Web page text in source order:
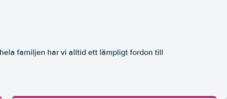
familjen har vi alltid ett lämpligt fordon till